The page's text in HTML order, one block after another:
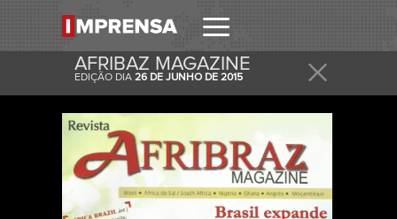
AFRIBAZ MAGAZINE
EDIÇÃO DIA 26 DE JUNHO DE 2015
RECEBA ESTA E OUTRAS CAPAS NO SEU EMAIL
DIARIAMENTE.